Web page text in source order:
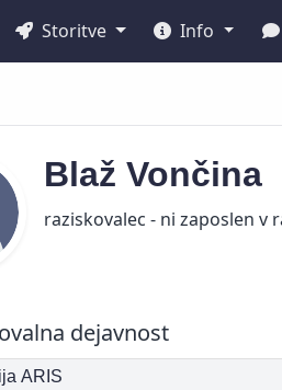
Storitve Info
Blaž Vončina
raziskovalec - ni zaposlen v
dejavnost
ARIS